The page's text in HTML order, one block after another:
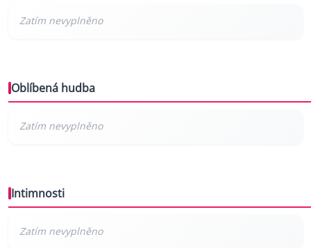
Oblíbená hudba
Intimnosti